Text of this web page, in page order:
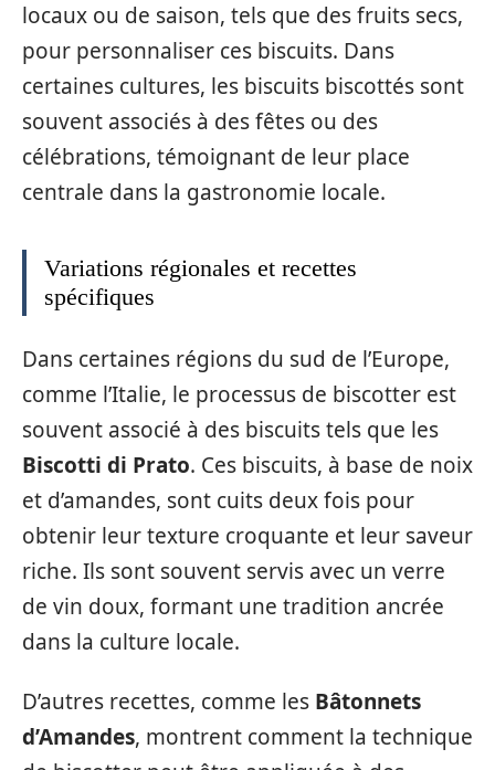
locaux ou de saison, tels que des fruits secs,
pour personnaliser ces biscuits. Dans
certaines cultures, les biscuits biscottés sont
souvent associés à des fêtes ou des
célébrations, témoignant de leur place
centrale dans la gastronomie locale.
Variations régionales et recettes
spécifiques
Dans certaines régions du sud de l’Europe,
comme l’Italie, le processus de biscotter est
souvent associé à des biscuits tels que les
Biscotti di Prato. Ces biscuits, à base de noix
et d’amandes, sont cuits deux fois pour
obtenir leur texture croquante et leur saveur
riche. Ils sont souvent servis avec un verre
de vin doux, formant une tradition ancrée
dans la culture locale.
D’autres recettes, comme les Bâtonnets
d’Amandes, montrent comment la technique